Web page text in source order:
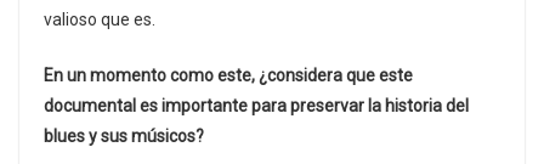
valioso que es.
En un momento como este, ¿considera que este
documental es importante para preservar la historia del
blues y sus músicos?